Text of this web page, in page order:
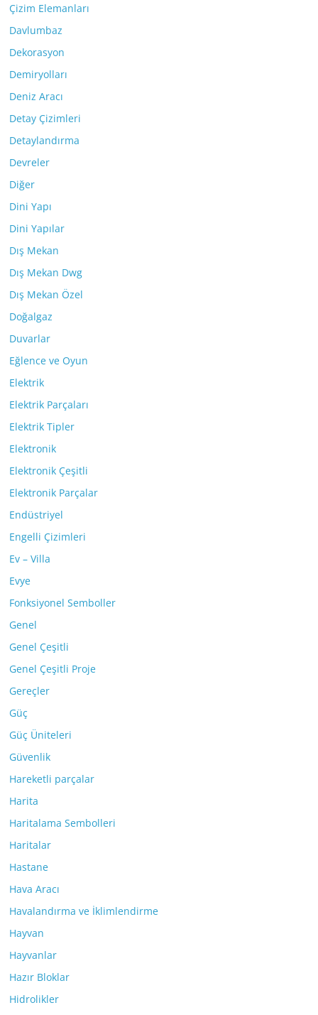
Çizim Elemanları
Davlumbaz
Dekorasyon
Demiryolları
Deniz Aracı
Detay Çizimleri
Detaylandırma
Devreler
Diğer
Dini Yapı
Dini Yapılar
Dış Mekan
Dış Mekan Dwg
Dış Mekan Özel
Doğalgaz
Duvarlar
Eğlence ve Oyun
Elektrik
Elektrik Parçaları
Elektrik Tipler
Elektronik
Elektronik Çeşitli
Elektronik Parçalar
Endüstriyel
Engelli Çizimleri
Ev – Villa
Evye
Fonksiyonel Semboller
Genel
Genel Çeşitli
Genel Çeşitli Proje
Gereçler
Güç
Güç Üniteleri
Güvenlik
Hareketli parçalar
Harita
Haritalama Sembolleri
Haritalar
Hastane
Hava Aracı
Havalandırma ve İklimlendirme
Hayvan
Hayvanlar
Hazır Bloklar
Hidrolikler